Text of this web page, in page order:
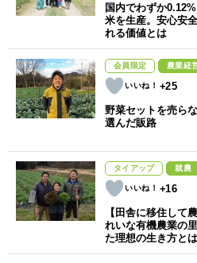
国内でわずか
米を生産。安心安
れる価値とは
会員限定 農業経
+25
野菜セットを売ら
選んだ販路
タイアップ 就農
+16
【田舎に移住して
れいな有機農業の
た理想の生き方とは